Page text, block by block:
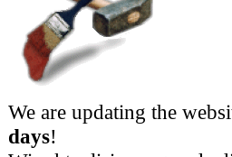
We are updating the
days!